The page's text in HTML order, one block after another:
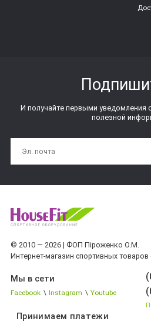
И получайте первыми уведомления
полезной
© 2010 — 2026 | ФОП Піроженко О.М.
Интернет-магазин спортивных товаров
Мы в сети
Facebook \ Instagram \ Youtube
Принимаем платежи